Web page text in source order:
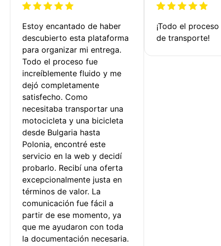
Estoy encantado de haber
descubierto esta plataforma
para organizar mi entrega.
Todo el proceso fue
increíblemente fluido y me
dejó completamente
satisfecho. Como
necesitaba transportar una
motocicleta y una bicicleta
desde Bulgaria hasta
Polonia, encontré este
servicio en la web y decidí
probarlo. Recibí una oferta
excepcionalmente justa en
términos de valor. La
comunicación fue fácil a
partir de ese momento, ya
que me ayudaron con toda
la documentación necesaria.
¡Todo el
de transporte!